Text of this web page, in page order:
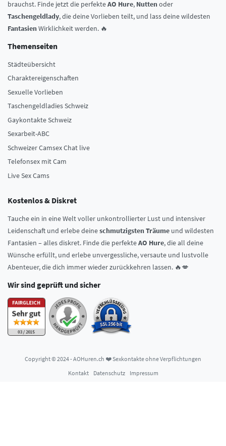
brauchst. Finde jetzt die perfekteAO Hure, Nuttenoder
Taschengeldlady, die deine Vorlieben teilt, und lass deine wildesten
FantasienWirklichkeit werden. 🔥
Themenseiten
Städteübersicht
Charaktereigenschaften
Sexuelle Vorlieben
Taschengeldladies Schweiz
Gaykontakte Schweiz
Sexarbeit-ABC
Schweizer Camsex Chat live
Telefonsex mit Cam
Live Sex Cams
Kostenlos & Diskret
Tauche ein in eine Welt voller unkontrollierter Lust und intensiver
Leidenschaft und erlebe deineschmutzigsten Träume und wildesten
Fantasien – alles diskret. Finde die perfekteAO Hure, die all deine
Wünsche erfüllt, und erlebe unvergessliche, versaute und lustvolle
Abenteuer, die dich immer wieder zurückkehren lassen. 🔥💋
Wir sind geprüft und sicher
Copyright © 2024 - AOHuren.ch ❤️ Sexkontakte ohne Verpflichtungen
Kontakt
Datenschutz Impressum